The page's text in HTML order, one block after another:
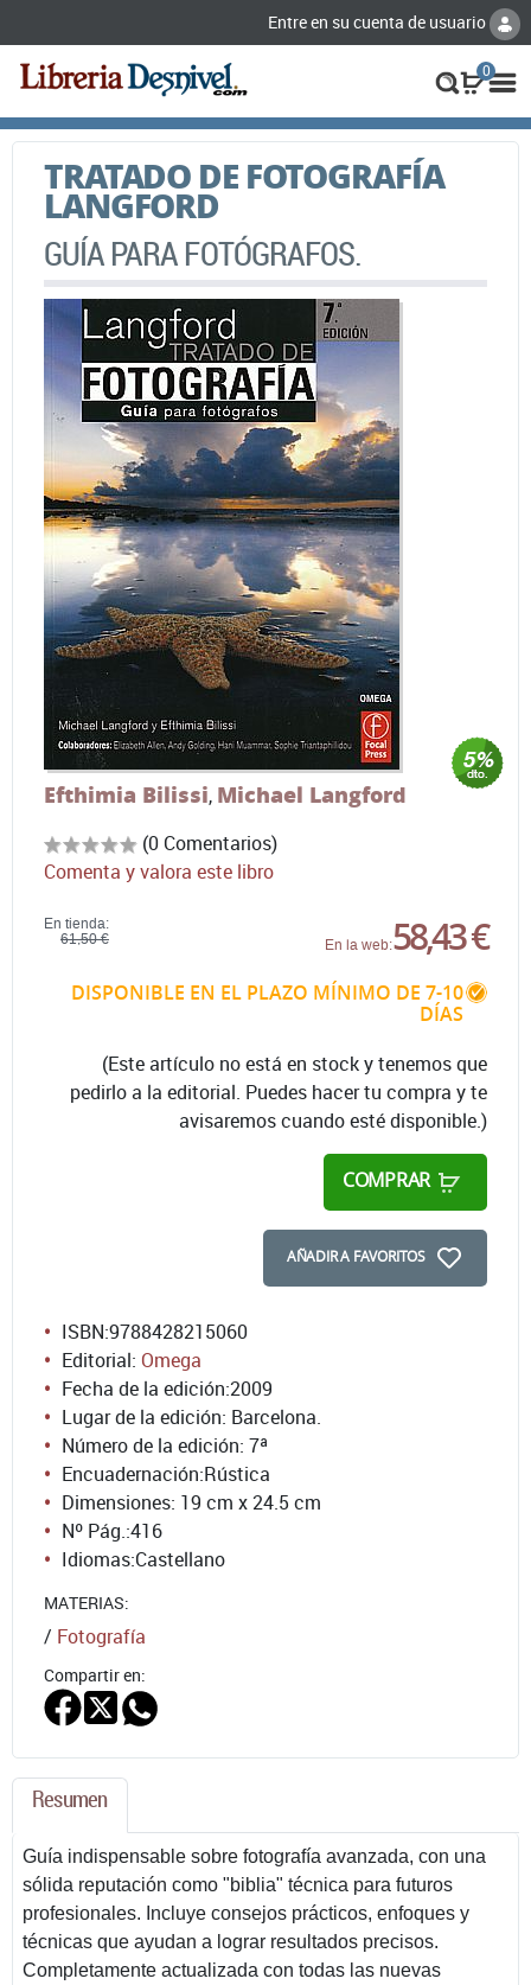
Entre en su cuenta de usuario
0
TRATADO DE FOTOGRAFÍA
LANGFORD
GUÍA PARA FOTÓGRAFOS.
Efthimia Bilissi, Michael Langford
(0 Comentarios)
Comenta y valora este libro
En tienda:
61,50 €
En la web:58,43 €
DISPONIBLE EN EL PLAZO MÍNIMO DE 7-10
DÍAS
(Este artículo no está en stock y tenemos que
pedirlo a la editorial. Puedes hacer tu compra y te
avisaremos cuando esté disponible.)
COMPRAR
AÑADIR A FAVORITOS
ISBN:9788428215060
Editorial: Omega
Fecha de la edición:2009
Lugar de la edición: Barcelona.
Número de la edición: 7ª
Encuadernación:Rústica
Dimensiones: 19 cm x 24.5 cm
Nº Pág.:416
Idiomas:Castellano
MATERIAS:
/ Fotografía
Compartir en:
Resumen
Guía indispensable sobre fotografía avanzada, con una
sólida reputación como "biblia" técnica para futuros
profesionales. Incluye consejos prácticos, enfoques y
técnicas que ayudan a lograr resultados precisos.
Completamente actualizada con todas las nuevas